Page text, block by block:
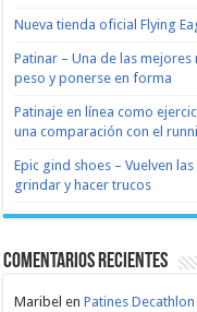
Nueva tienda oficial Flying
Patinar – Una de las
peso y ponerse en forma
Patinaje en línea como
una comparación con el
Epic gind shoes – Vuelven
grindar y hacer trucos
Comentarios recientes
Maribel en Patines